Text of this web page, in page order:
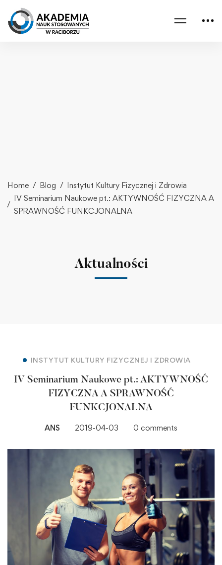
Home Blog
Instytut Kultury Fizycznej i Zdrowia
IV Seminarium Naukowe pt.: AKTYWNOŚĆ FIZYCZNA A
SPRAWNOŚĆ FUNKCJONALNA
Aktualności
INSTYTUT KULTURY FIZYCZNEJ I ZDROWIA
IV Seminarium Naukowe pt.: AKTYWNOŚĆ
FIZYCZNA A SPRAWNOŚĆ
FUNKCJONALNA
ANS 2019-04-03 0 comments